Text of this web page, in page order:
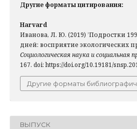
Другие форматы цитирования:
Harvard
Иванова, Л. Ю. (2019) ’Подростки
дней: восприятие экологических
Социологическая наука и социальная
167. doi: https://doi.org/10.19181/
Другие форматы
ВЫПУСК